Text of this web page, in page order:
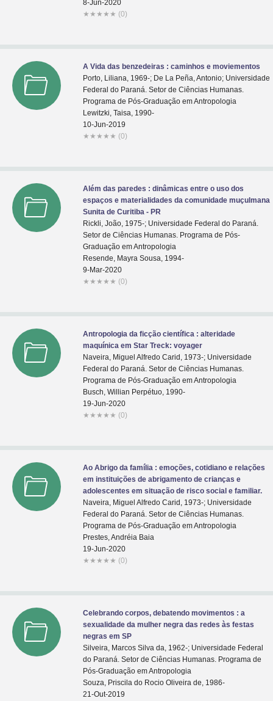
8-Jun-2020
★ ★ ★ ★ ★ (0)
A Vida das benzedeiras : caminhos e moviementos
Porto, Liliana, 1969-; De La Peña, Antonio; Universidade
Federal do Paraná. Setor de Ciências Humanas.
Programa de Pós-Graduação em Antropologia
Lewitzki, Taisa, 1990-
10-Jun-2019
★ ★ ★ ★ ★ (0)
Além das paredes : dinâmicas entre o uso dos
espaços e materialidades da comunidade muçulmana
Sunita de Curitiba - PR
Rickli, João, 1975-; Universidade Federal do Paraná.
Setor de Ciências Humanas. Programa de Pós-
Graduação em Antropologia
Resende, Mayra Sousa, 1994-
9-Mar-2020
★ ★ ★ ★ ★ (0)
Antropologia da ficção científica : alteridade
maquínica em Star Treck: voyager
Naveira, Miguel Alfredo Carid, 1973-; Universidade
Federal do Paraná. Setor de Ciências Humanas.
Programa de Pós-Graduação em Antropologia
Busch, Willian Perpétuo, 1990-
19-Jun-2020
★ ★ ★ ★ ★ (0)
Ao Abrigo da família : emoções, cotidiano e relações
em instituições de abrigamento de crianças e
adolescentes em situação de risco social e familiar.
Naveira, Miguel Alfredo Carid, 1973-; Universidade
Federal do Paraná. Setor de Ciências Humanas.
Programa de Pós-Graduação em Antropologia
Prestes, Andréia Baia
19-Jun-2020
★ ★ ★ ★ ★ (0)
Celebrando corpos, debatendo movimentos : a
sexualidade da mulher negra das redes às festas
negras em SP
Silveira, Marcos Silva da, 1962-; Universidade Federal
do Paraná. Setor de Ciências Humanas. Programa de
Pós-Graduação em Antropologia
Souza, Priscila do Rocio Oliveira de, 1986-
21-Out-2019